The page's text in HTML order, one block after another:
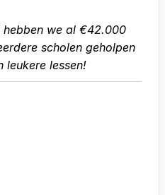
hebben we al €42.000
scholen geholpen
leukere lessen!